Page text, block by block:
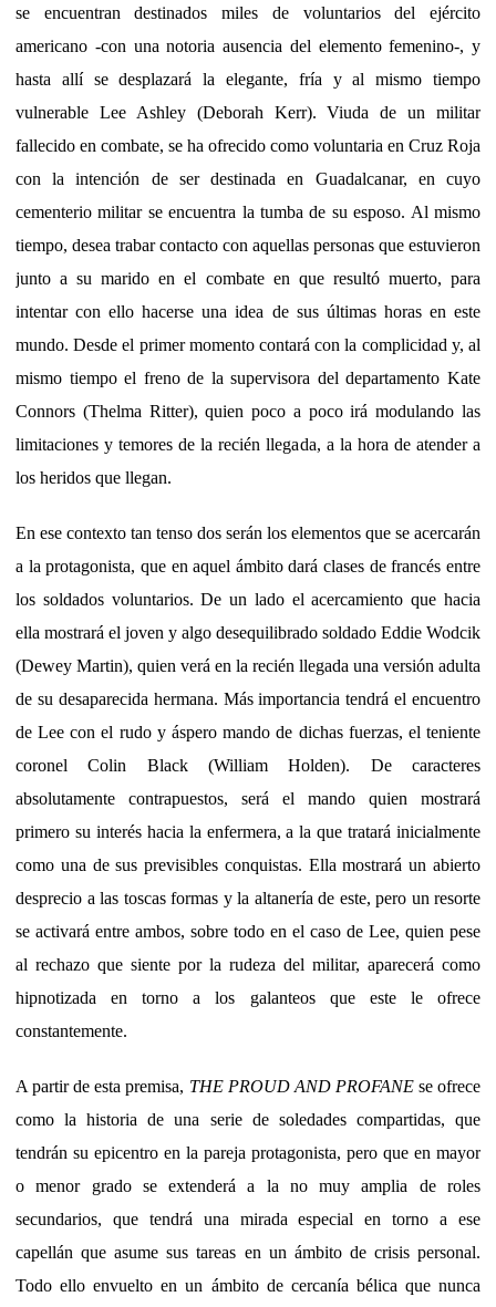
se encuentran destinados miles de voluntarios del ejército
americano -con una notoria ausencia del elemento femenino-, y
hasta allí se desplazará la elegante, fría y al mismo tiempo
vulnerable Lee Ashley (Deborah Kerr). Viuda de un militar
fallecido en combate, se ha ofrecido como voluntaria en Cruz Roja
con la intención de ser destinada en Guadalcanar, en cuyo
cementerio militar se encuentra la tumba de su esposo. Al mismo
tiempo, desea trabar contacto con aquellas personas que estuvieron
junto a su marido en el combate en que resultó muerto, para
intentar con ello hacerse una idea de sus últimas horas en este
mundo. Desde el primer momento contará con la complicidad y, al
mismo tiempo el freno de la supervisora del departamento Kate
Connors (Thelma Ritter), quien poco a poco irá modulando las
limitaciones y temores de la recién llegada, a la hora de atender a
los heridos que llegan.
En ese contexto tan tenso dos serán los elementos que se acercarán
a la protagonista, que en aquel ámbito dará clases de francés entre
los soldados voluntarios. De un lado el acercamiento que hacia
ella mostrará el joven y algo desequilibrado soldado Eddie Wodcik
(Dewey Martin), quien verá en la recién llegada una versión adulta
de su desaparecida hermana. Más importancia tendrá el encuentro
de Lee con el rudo y áspero mando de dichas fuerzas, el teniente
coronel Colin Black (William Holden). De caracteres
absolutamente contrapuestos, será el mando quien mostrará
primero su interés hacia la enfermera, a la que tratará inicialmente
como una de sus previsibles conquistas. Ella mostrará un abierto
desprecio a las toscas formas y la altanería de este, pero un resorte
se activará entre ambos, sobre todo en el caso de Lee, quien pese
al rechazo que siente por la rudeza del militar, aparecerá como
hipnotizada en torno a los galanteos que este le ofrece
constantemente.
A partir de esta premisa, THE PROUD AND PROFANEse ofrece
como la historia de una serie de soledades compartidas, que
tendrán su epicentro en la pareja protagonista, pero que en mayor
o menor grado se extenderá a la no muy amplia de roles
secundarios, que tendrá una mirada especial en torno a ese
capellán que asume sus tareas en un ámbito de crisis personal.
Todo ello envuelto en un ámbito de cercanía bélica que nunca